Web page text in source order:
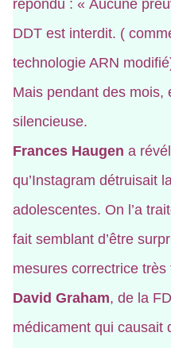
répondu : « Aucune
DDT est interdit. (
technologie ARN
Mais pendant des mois,
silencieuse.
Frances Haugen a
qu’Instagram détruisait
adolescentes. On l’a
fait semblant d’être
mesures correctrice
David Graham, de la
médicament qui causait